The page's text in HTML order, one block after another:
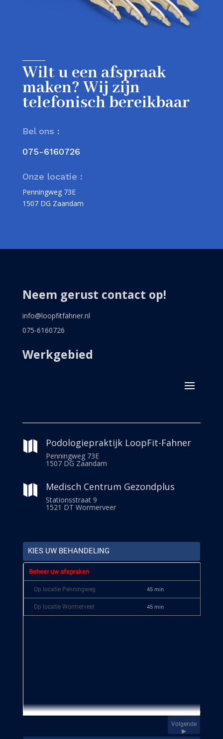
Wilt u een afspraak
maken? Wij zijn
telefonisch bereikbaar
Bel ons :
075-6160726
Onze locatie :
Penningweg 73E
1507 DG Zaandam
Neem gerust contact op!
info@loopfitfahner.nl
075-6160726
Werkgebied
 Podologiepraktijk LoopFit-Fahner
Penningweg 73E
1507 DG Zaandam
 Medisch Centrum Gezondplus
Stationsstraat 9
1521 DT Wormerveer